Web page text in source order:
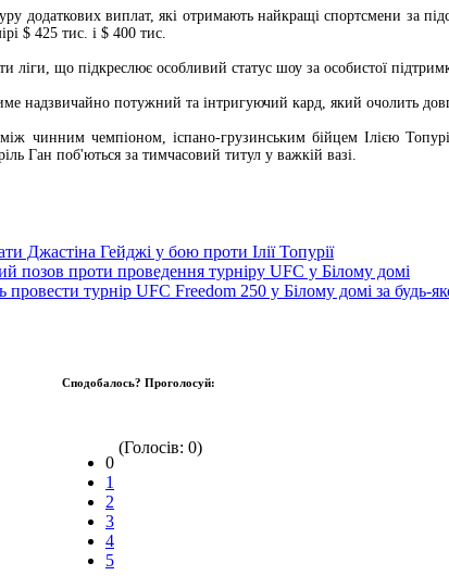
додаткових виплат, які отримають найкращі спортсмени за
$ 425 тис. і $ 400 тис.
ліги, що підкреслює особливий статус шоу за особистої
надзвичайно потужний та інтригуючий кард, який очолить
чинним чемпіоном, іспано-грузинським бійцем Ілією
Ган поб'ються за тимчасовий титул у важкій вазі.
Джастіна Гейджі у бою проти Ілії Топурії
позов проти проведення турніру UFC у Білому домі
провести турнір UFC Freedom 250 у Білому домі за будь-
Сподобалось? Проголосуй:
0
1
2
3
4
5
(Голосів: 0)